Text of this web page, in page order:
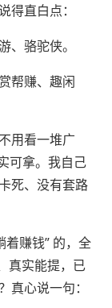
直白点：
、骆驼侠。
帮赚、趣闲
用看一堆广
可拿。我自己
死、没有套路
着赚钱” 的，全
真实能提，已
心说一句：